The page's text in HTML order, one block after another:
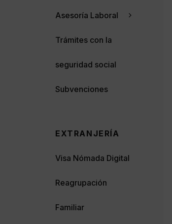
Asesoría Laboral
Trámites con la
seguridad social
Subvenciones
EXTRANJERÍA
Visa Nómada Digital
Reagrupación
Familiar